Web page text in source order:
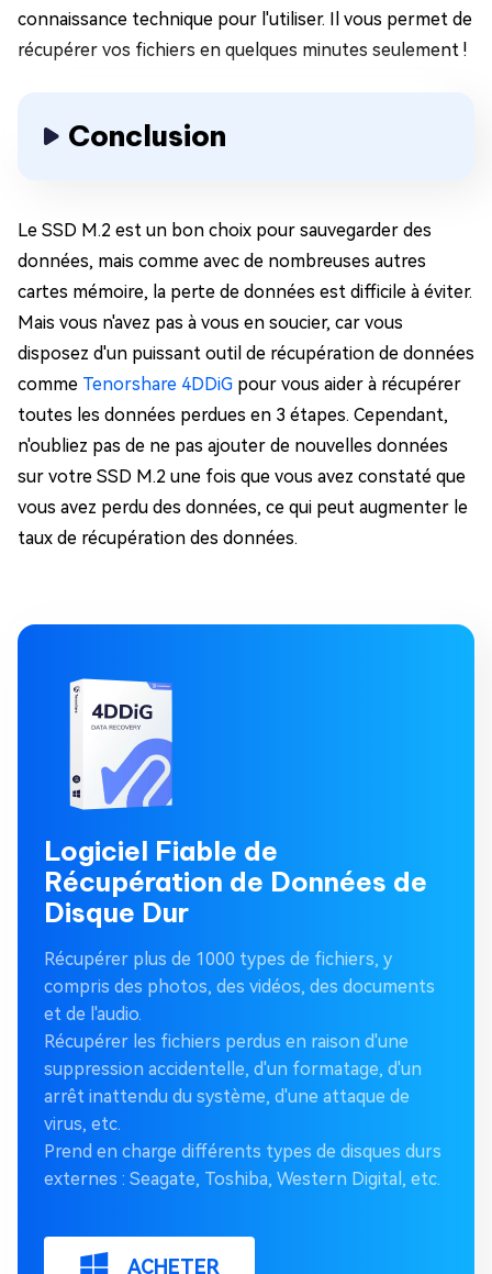
connaissance technique pour l'utiliser. Il vous permet de
récupérer vos fichiers en quelques minutes seulement !
Conclusion
Le SSD M.2 est un bon choix pour sauvegarder des
données, mais comme avec de nombreuses autres
cartes mémoire, la perte de données est difficile à éviter.
Mais vous n'avez pas à vous en soucier, car vous
disposez d'un puissant outil de récupération de données
comme Tenorshare 4DDiG pour vous aider à récupérer
toutes les données perdues en 3 étapes. Cependant,
n'oubliez pas de ne pas ajouter de nouvelles données
sur votre SSD M.2 une fois que vous avez constaté que
vous avez perdu des données, ce qui peut augmenter le
taux de récupération des données.
Logiciel Fiable de
Récupération de Données de
Disque Dur
Récupérer plus de 1000 types de fichiers, y
compris des photos, des vidéos, des documents
et de l'audio.
Récupérer les fichiers perdus en raison d'une
suppression accidentelle, d'un formatage, d'un
arrêt inattendu du système, d'une attaque de
virus, etc.
Prend en charge différents types de disques durs
externes : Seagate, Toshiba, Western Digital, etc.
ACHETER